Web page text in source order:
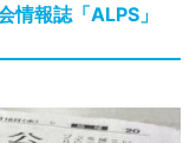
情報誌「ALPS」